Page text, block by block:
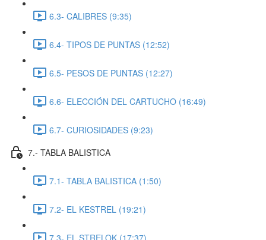
6.3- CALIBRES (9:35)
6.4- TIPOS DE PUNTAS (12:52)
6.5- PESOS DE PUNTAS (12:27)
6.6- ELECCIÓN DEL CARTUCHO (16:49)
6.7- CURIOSIDADES (9:23)
7.- TABLA BALISTICA
7.1- TABLA BALISTICA (1:50)
7.2- EL KESTREL (19:21)
7.3- EL STRELOK (17:37)